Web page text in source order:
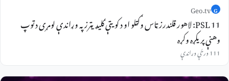
G
Geo.tv
PSL 11: لاهور قلندرز ټاس وګټلو او د کویټې ګلیډیټرز په وړاندې لومړی د توپ
وهنې پریکړه وکړه
111 ورځې وړاندې